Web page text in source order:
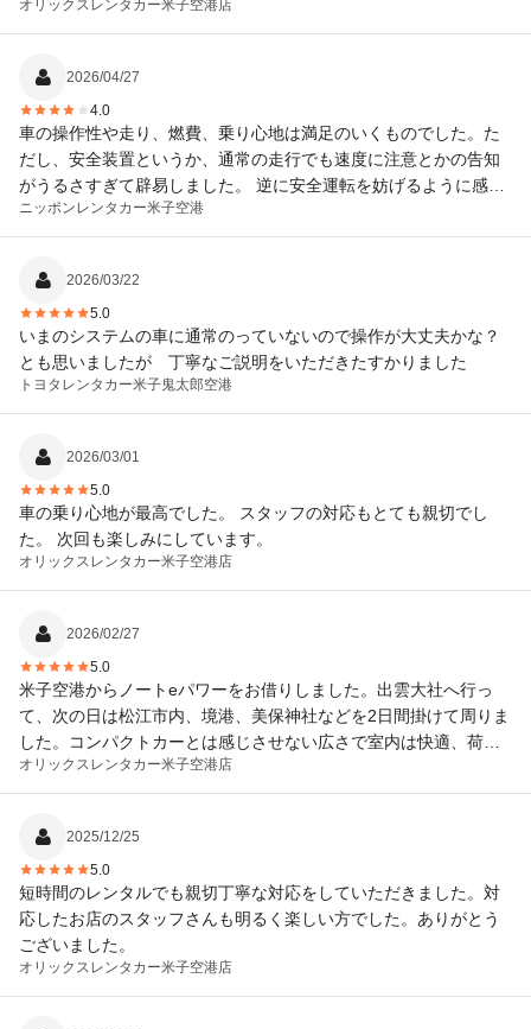
オリックスレンタカー米子空港店
2026/04/27
4.0
車の操作性や走り、燃費、乗り心地は満足のいくものでした。た
だし、安全装置というか、通常の走行でも速度に注意とかの告知
がうるさすぎて辟易しました。 逆に安全運転を妨げるように感じ
ました。
ニッポンレンタカー米子空港
2026/03/22
5.0
いまのシステムの車に通常のっていないので操作が大丈夫かな？
とも思いましたが 丁寧なご説明をいただきたすかりました
トヨタレンタカー米子鬼太郎空港
2026/03/01
5.0
車の乗り心地が最高でした。 スタッフの対応もとても親切でし
た。 次回も楽しみにしています。
オリックスレンタカー米子空港店
2026/02/27
5.0
米子空港からノートeパワーをお借りしました。出雲大社へ行っ
て、次の日は松江市内、境港、美保神社などを2日間掛けて周りま
した。コンパクトカーとは感じさせない広さで室内は快適、荷室
もスーツケース3個は余裕で収納出来ました。eパワー車は初めて
乗りましたが、凄く静かでパワーも有り、乗り心地も良く、長時
油をしたら、たったの8リットル⁉️ 空港からレンタカー会社までの
送迎も親切丁寧でまた今度来てもお願いしたいと思いました。
オリックスレンタカー米子空港店
2025/12/25
5.0
短時間のレンタルでも親切丁寧な対応をしていただきました。対
応したお店のスタッフさんも明るく楽しい方でした。ありがとう
ございました。
オリックスレンタカー米子空港店